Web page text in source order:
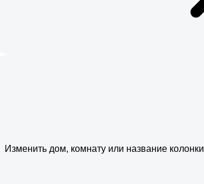
Изменить дом, комнату или название колонки